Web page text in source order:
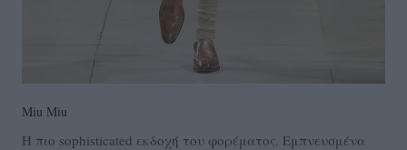
Miu Miu
Η πιο sophisticated εκδοχή του φορέματος. Εμπνευσμένα